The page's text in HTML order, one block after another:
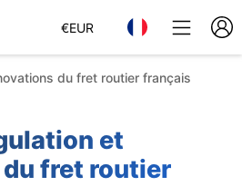
€EUR
du fret routier français
et
fret routier